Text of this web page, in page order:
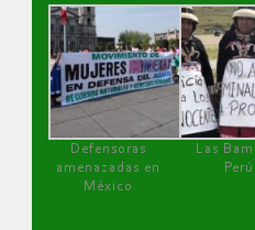
Defensoras
amenazadas en
México
Las
Perú